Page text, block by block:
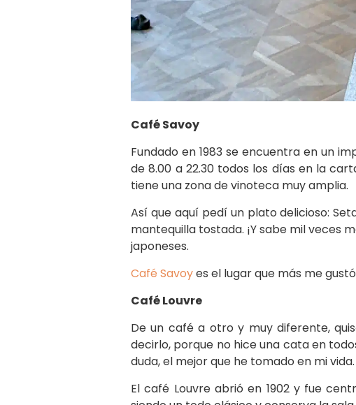
Café Savoy
Fundado en 1983 se encuentra en un
de 8.00 a 22.30 todos los días en la
tiene una zona de vinoteca muy amplia.
Así que aquí pedí un plato delicioso:
mantequilla tostada. ¡Y sabe mil veces
japoneses.
Café Savoyes el lugar que más me
Café Louvre
De un café a otro y muy diferente,
decirlo, porque no hice una cata en
duda, el mejor que he tomado en mi vida.
El café Louvre abrió en 1902 y fue